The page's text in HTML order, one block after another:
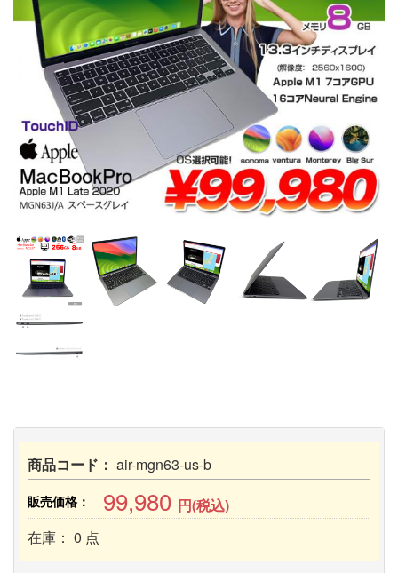
商品コード： air-mgn63-us-b
販売価格： 99,980 円(税込)
在庫： 0 点